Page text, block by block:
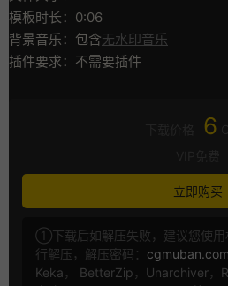
模板时长：0:06
背景音乐：包含无水印音乐
插件要求：不需要插件
6
立即购买
①下载后如解压失败，建议您使用
行解压，解压密码： cgmuban.com
Keka ， BetterZip ， Unarchiver，